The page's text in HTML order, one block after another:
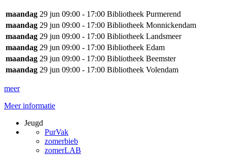
maandag 29 jun 09:00 - 17:00 Bibliotheek Purmerend
maandag 29 jun 09:00 - 17:00 Bibliotheek Monnickendam
maandag 29 jun 09:00 - 17:00 Bibliotheek Landsmeer
maandag 29 jun 09:00 - 17:00 Bibliotheek Edam
maandag 29 jun 09:00 - 17:00 Bibliotheek Beemster
maandag 29 jun 09:00 - 17:00 Bibliotheek Volendam
meer
Meer informatie
Jeugd
PurVak
zomerbieb
zomerLAB